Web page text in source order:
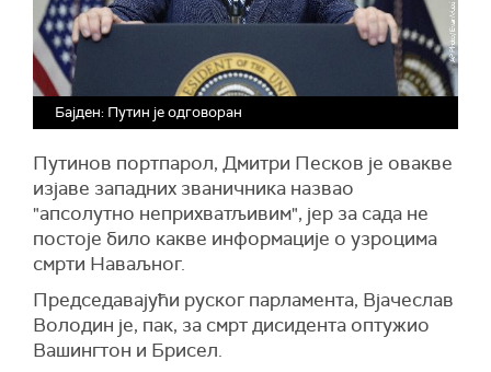
Бајден: Путин је одговоран
Путинов портпарол, Дмитри Песков је овакве
изјаве западних званичника назвао
"апсолутно неприхватљивим", јер за сада не
постоје било какве информације о узроцима
смрти Наваљног.
Председавајући руског парламента, Вјачеслав
Володин је, пак, за смрт дисидента оптужио
Вашингтон и Брисел.